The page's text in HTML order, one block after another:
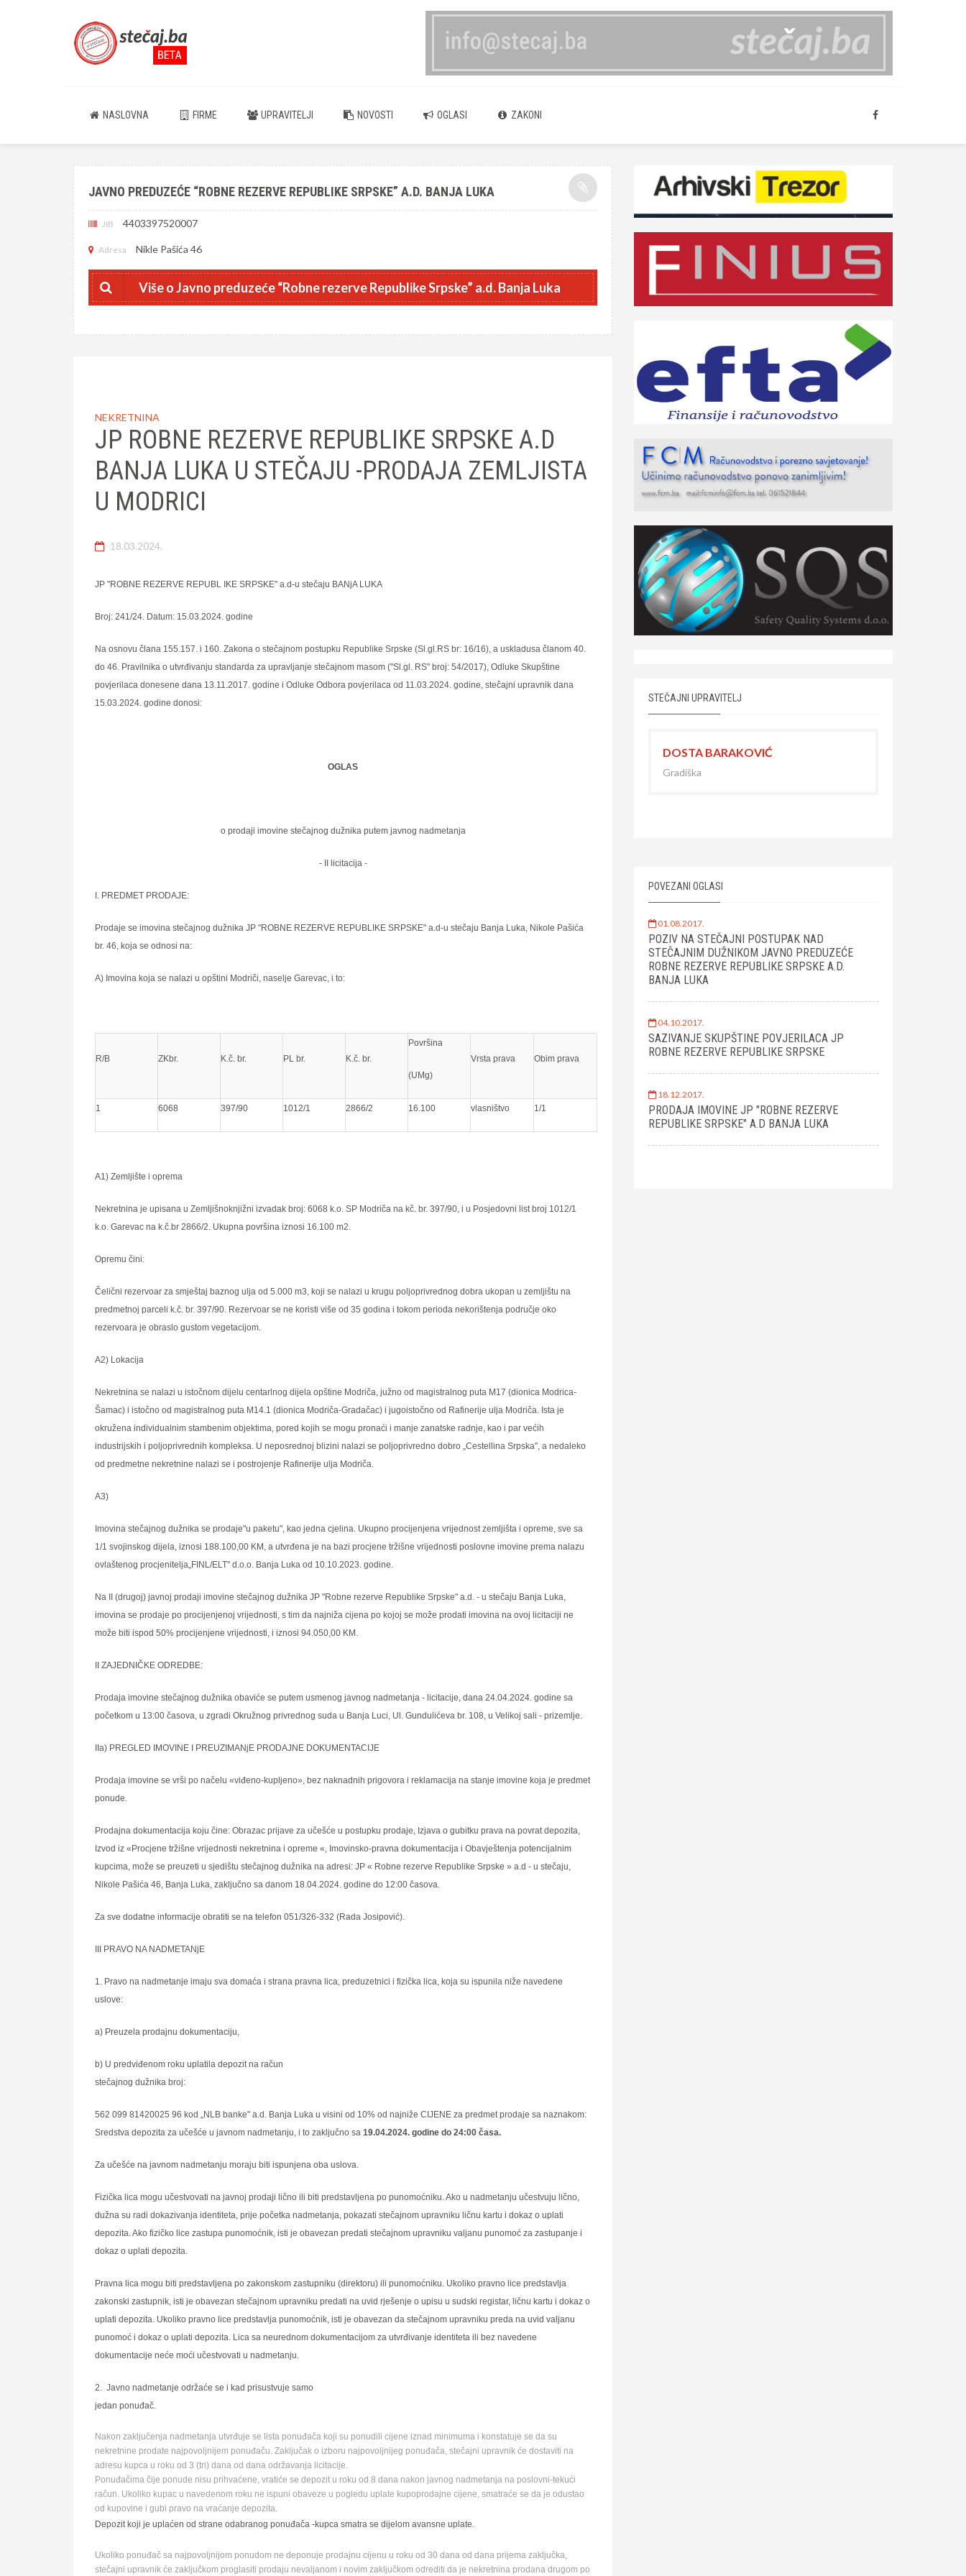
NASLOVNA FIRME UPRAVITELJI NOVOSTI OGLASI ZAKONI
JAVNO PREDUZEĆE “ROBNE REZERVE REPUBLIKE SRPSKE” A.D. BANJA LUKA
JIB 4403397520007
Adresa Nikle Pašića 46
Više o Javno preduzeće “Robne rezerve Republike Srpske” a.d. Banja Luka
NEKRETNINA
JP ROBNE REZERVE REPUBLIKE SRPSKE A.D
BANJA LUKA U STEČAJU -PRODAJA ZEMLJISTA
U MODRICI
18.03.2024.
JP "ROBNE REZERVE REPUBL IKE SRPSKE" a.d-u stečaju BANјA LUKA
Broj: 241/24. Datum: 15.03.2024. godine
Na osnovu člana 155.157. i 160. Zakona o stečajnom postupku Republike Srpske (Sl.gl.RS br: 16/16), a uskladusa članom 40.
do 46. Pravilnika o utvrđivanju standarda za upravlјanje stečajnom masom ("Sl.gl. RS" broj: 54/2017), Odluke Skupštine
povjerilaca donesene dana 13.11.2017. godine i Odluke Odbora povjerilaca od 11.03.2024. godine, stečajni upravnik dana
15.03.2024. godine donosi:
OGLAS
o prodaji imovine stečajnog dužnika putem javnog nadmetanja
- II licitacija -
I. PREDMET PRODAJE:
Prodaje se imovina stečajnog dužnika JP "ROBNE REZERVE REPUBLIKE SRPSKE" a.d-u stečaju Banja Luka, Nikole Pašića
br. 46, koja se odnosi na:
A) Imovina koja se nalazi u opštini Modriči, naselјe Garevac, i to:
R/B ZKbr. K.č. br. PL br. K.č. br.
Površina
(UMg)
Vrsta prava Obim prava
1 6068 397/90 1012/1 2866/2 16.100 vlasništvo 1/1
A1) Zemlјište i oprema
Nekretnina je upisana u Zemlјišnoknjižni izvadak broj: 6068 k.o. SP Modriča na kč. br. 397/90, i u Posjedovni list broj 1012/1
k.o. Garevac na k.č.br 2866/2. Ukupna površina iznosi 16.100 m2.
Opremu čini:
Čelični rezervoar za smještaj baznog ulјa od 5.000 m3, koji se nalazi u krugu polјoprivrednog dobra ukopan u zemlјištu na
predmetnoj parceli k.č. br. 397/90. Rezervoar se ne koristi više od 35 godina i tokom perioda nekorištenja područje oko
rezervoara je obraslo gustom vegetacijom.
A2) Lokacija
Nekretnina se nalazi u istočnom dijelu centarlnog dijela opštine Modriča, južno od magistralnog puta M17 (dionica Modrica-
Šamac) i istočno od magistralnog puta M14.1 (dionica Modriča-Gradačac) i jugoistočno od Rafinerije ulјa Modriča. Ista je
okružena individualnim stambenim objektima, pored kojih se mogu pronaći i manje zanatske radnje, kao i par većih
industrijskih i polјoprivrednih kompleksa. U neposrednoj blizini nalazi se polјoprivredno dobro „Cestellina Srpska", a nedaleko
od predmetne nekretnine nalazi se i postrojenje Rafinerije ulјa Modriča.
A3)
Imovina stečajnog dužnika se prodaje"u paketu", kao jedna cjelina. Ukupno procijenjena vrijednost zemlјišta i opreme, sve sa
1/1 svojinskog dijela, iznosi 188.100,00 KM, a utvrđena je na bazi procjene tržišne vrijednosti poslovne imovine prema nalazu
ovlaštenog procjenitelјa„FINL/ELT" d.o.o. Banja Luka od 10.10.2023. godine.
Na II (drugoj) javnoj prodaji imovine stečajnog dužnika JP "Robne rezerve Republike Srpske" a.d. - u stečaju Banja Luka,
imovina se prodaje po procijenjenoj vrijednosti, s tim da najniža cijena po kojoj se može prodati imovina na ovoj licitaciji ne
može biti ispod 50% procijenjene vrijednosti, i iznosi 94.050,00 KM.
II ZAJEDNIČKE ODREDBE:
Prodaja imovine stečajnog dužnika obaviće se putem usmenog javnog nadmetanja - licitacije, dana 24.04.2024. godine sa
početkom u 13:00 časova, u zgradi Okružnog privrednog suda u Banja Luci, Ul. Gundulićeva br. 108, u Velikoj sali - prizemlјe.
IIa) PREGLED IMOVINE I PREUZIMANјE PRODAJNE DOKUMENTACIJE
Prodaja imovine se vrši po načelu «viđeno-kuplјeno», bez naknadnih prigovora i reklamacija na stanje imovine koja je predmet
ponude.
Prodajna dokumentacija koju čine: Obrazac prijave za učešće u postupku prodaje, Izjava o gubitku prava na povrat depozita,
Izvod iz «Procjene tržišne vrijednosti nekretnina i opreme «, Imovinsko-pravna dokumentacija i Obavještenja potencijalnim
kupcima, može se preuzeti u sjedištu stečajnog dužnika na adresi: JP « Robne rezerve Republike Srpske » a.d - u stečaju,
Nikole Pašića 46, Banja Luka, zaklјučno sa danom 18.04.2024. godine do 12:00 časova.
Za sve dodatne informacije obratiti se na telefon 051/326-332 (Rada Josipović).
III PRAVO NA NADMETANјE
1. Pravo na nadmetanje imaju sva domaća i strana pravna lica, preduzetnici i fizička lica, koja su ispunila niže navedene
uslove:
a) Preuzela prodajnu dokumentaciju,
b) U predviđenom roku uplatila depozit na račun
stečajnog dužnika broj:
562 099 81420025 96 kod „NLB banke" a.d. Banja Luka u visini od 10% od najniže CIJENE za predmet prodaje sa naznakom:
Sredstva depozita za učešće u javnom nadmetanju, i to zaklјučno sa 19.04.2024. godine do 24:00 časa.
Za učešće na javnom nadmetanju moraju biti ispunjena oba uslova.
Fizička lica mogu učestvovati na javnoj prodaji lično ili biti predstavlјena po punomoćniku. Ako u nadmetanju učestvuju lično,
dužna su radi dokazivanja identiteta, prije početka nadmetanja, pokazati stečajnom upravniku ličnu kartu i dokaz o uplati
depozita. Ako fizičko lice zastupa punomoćnik, isti je obavezan predati stečajnom upravniku valјanu punomoć za zastupanje i
dokaz o uplati depozita.
Pravna lica mogu biti predstavlјena po zakonskom zastupniku (direktoru) ili punomoćniku. Ukoliko pravno lice predstavlјa
zakonski zastupnik, isti je obavezan stečajnom upravniku predati na uvid rješenje o upisu u sudski registar, ličnu kartu i dokaz o
uplati depozita. Ukoliko pravno lice predstavlјa punomoćnik, isti je obavezan da stečajnom upravniku preda na uvid valјanu
punomoć i dokaz o uplati depozita. Lica sa neurednom dokumentacijom za utvrđivanje identiteta ili bez navedene
dokumentacije neće moći učestvovati u nadmetanju.
2. Javno nadmetanje održaće se i kad prisustvuje samo
jedan ponuđač.
Nakon zaklјučenja nadmetanja utvrđuje se lista ponuđača koji su ponudili cijene iznad minimuma i konstatuje se da su
nekretnine prodate najpovolјnijem ponuđaču. Zaklјučak o izboru najpovolјnijeg ponuđača, stečajni upravnik će dostaviti na
adresu kupca u roku od 3 (tri) dana od dana održavanja licitacije.
Ponuđačima čije ponude nisu prihvaćene, vratiće se depozit u roku od 8 dana nakon javnog nadmetanja na poslovni-tekući
račun. Ukoliko kupac u navedenom roku ne ispuni obaveze u pogledu uplate kupoprodajne cijene, smatraće se da je odustao
od kupovine i gubi pravo na vraćanje depozita.
Depozit koji je uplaćen od strane odabranog ponuđača -kupca smatra se dijelom avansne uplate.
Ukoliko ponuđač sa najpovolјnijom ponudom ne deponuje prodajnu cijenu u roku od 30 dana od dana prijema zaklјučka,
stečajni upravnik će zaklјučkom proglasiti prodaju nevalјanom i novim zaklјučkom odrediti da je nekretnina prodana drugom po
STEČAJNI UPRAVITELJ
DOSTA BARAKOVIĆ
Gradiška
POVEZANI OGLASI
01.08.2017.
POZIV NA STEČAJNI POSTUPAK NAD
STEČAJNIM DUŽNIKOM JAVNO PREDUZEĆE
ROBNE REZERVE REPUBLIKE SRPSKE A.D.
BANJA LUKA
04.10.2017.
SAZIVANJE SKUPŠTINE POVJERILACA JP
ROBNE REZERVE REPUBLIKE SRPSKE
18.12.2017.
PRODAJA IMOVINE JP "ROBNE REZERVE
REPUBLIKE SRPSKE" A.D BANJA LUKA